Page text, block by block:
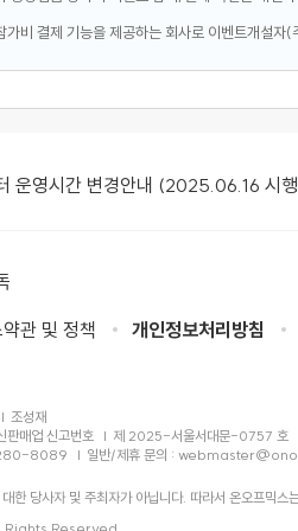
비 결제 기능을 제공하는 회사로 이벤트개설
운영시간 변경안내 (2025.06.16 시
관 및 정책 개인정보처리방침
조성재
판매업 신고번호
제 2025-서울서대문-0757 호
8089 일반/제휴 문의 :
한 당사자 및 주최자가 아닙니다. 따라서 온오프믹스